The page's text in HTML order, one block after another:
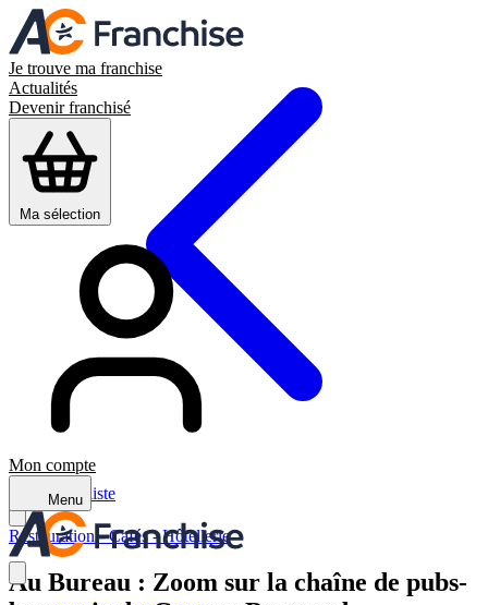
Je trouve ma franchise
Actualités
Devenir franchisé
Ma sélection
Mon compte
Menu
Retour à la liste
Restauration - Cafés - Hôtellerie
Au Bureau : Zoom sur la chaîne de pubs-